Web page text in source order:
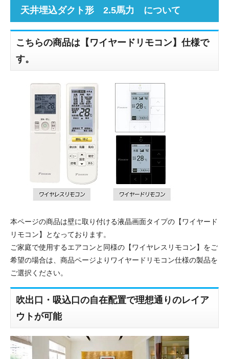
天井埋込ダクト形 2.5馬力 について
こちらの商品は【ワイヤードリモコン】仕様で
す。
本ページの商品は壁に取り付ける液晶画面タイプの【ワイヤード
リモコン】となっております。
ご家庭で使用するエアコンと同様の【ワイヤレスリモコン】をご
希望の場合は、商品ページよりワイヤードリモコン仕様の製品を
ご選択ください。
吹出口・吸込口の自在配置で理想通りのレイア
ウトが可能